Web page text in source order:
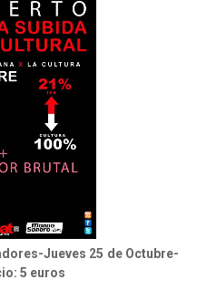
Jueves 25 de Octubre-
5 euros